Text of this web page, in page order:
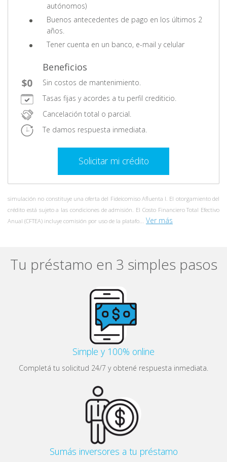
autónomos)
Buenos antecedentes de pago en los últimos 2
años.
Tener cuenta en un banco, e-mail y celular
Beneficios
Sin costos de mantenimiento.
Tasas fijas y acordes a tu perfil crediticio.
Cancelación total o parcial.
Te damos respuesta inmediata.
Solicitar mi crédito
simulación no constituye una oferta del Fideicomiso Afluenta I. El otorgamiento del
crédito está sujeto a las condiciones de admisión. El Costo Financiero Total Efectivo
Anual (CFTEA) incluye comisión por uso de la platafo... Ver más
Tu préstamo en 3 simples pasos
Simple y 100% online
Completá tu solicitud 24/7 y obtené respuesta inmediata.
Sumás inversores a tu préstamo